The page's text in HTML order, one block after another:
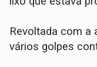
Revoltada com a
vários golpes